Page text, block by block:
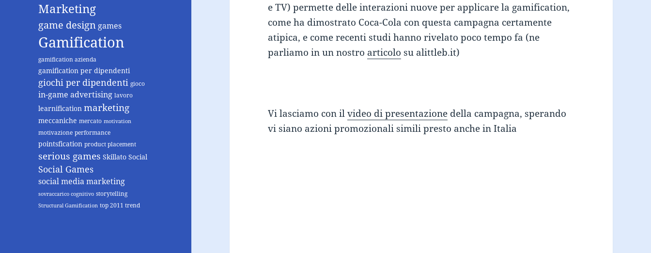
Marketing
game design games
Gamification
gamification azienda
gamification per dipendenti
giochi per dipendenti gioco
in-game advertising lavoro
learnification marketing
meccaniche mercato motivation
motivazione performance
pointsfication product placement
serious games Skillato Social
Social Games
social media marketing
sovraccarico cognitivo storytelling
Structural Gamification top 2011 trend
e TV) permette delle interazioni nuove per applicare la gamification,
come ha dimostrato Coca-Cola con questa campagna certamente
atipica, e come recenti studi hanno rivelato poco tempo fa (ne
parliamo in un nostro articolo su alittleb.it)
Vi lasciamo con ilvideo di presentazione della campagna, sperando
vi siano azioni promozionali simili presto anche in Italia